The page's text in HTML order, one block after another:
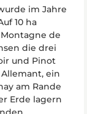
im Jahre
10 ha
de
die drei
und Pinot
ein
am Rande
Erde lagern